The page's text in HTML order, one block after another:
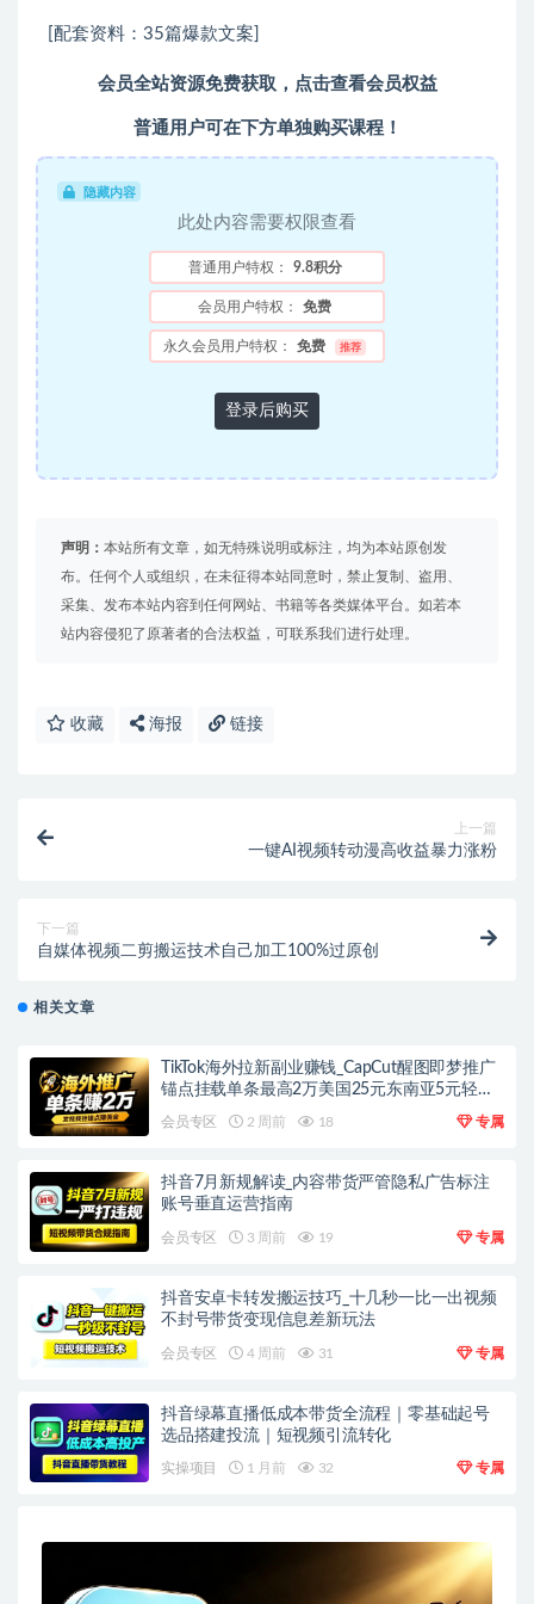
[配套资料：35篇爆款文案]
会员全站资源免费获取，点击查看会员权益
普通用户可在下方单独购买课程！
隐藏内容
此处内容需要权限查看
普通用户特权： 9.8积分
会员用户特权： 免费
永久会员用户特权： 免费 推荐
登录后购买
声明： 本站所有文章，如无特殊说明或标注，均为本站原创发
布。任何个人或组织，在未征得本站同意时，禁止复制、盗用、
采集、发布本站内容到任何网站、书籍等各类媒体平台。如若本
站内容侵犯了原著者的合法权益，可联系我们进行处理。
收藏 海报 链接
上一篇
一键AI视频转动漫高收益暴力涨粉
下一篇
自媒体视频二剪搬运技术自己加工100%过原创
相关文章
TikTok海外拉新副业赚钱_CapCut醒图即梦推广
锚点挂载单条最高2万美国25元东南亚5元轻资
会员专区 2 周前 18 专属
抖音7月新规解读_内容带货严管隐私广告标注
账号垂直运营指南
会员专区 3 周前 19 专属
抖音安卓卡转发搬运技巧_十几秒一比一出视频
不封号带货变现信息差新玩法
会员专区 4 周前 31 专属
抖音绿幕直播低成本带货全流程｜零基础起号
选品搭建投流｜短视频引流转化
实操项目 1 月前 32 专属